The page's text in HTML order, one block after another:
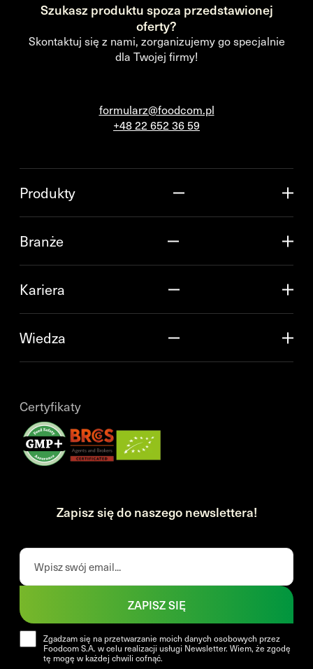
Szukasz produktu spoza przedstawionej
oferty?
Skontaktuj się z nami, zorganizujemy go specjalnie
dla Twojej firmy!
formularz@foodcom.pl
+48 22 652 36 59
Produkty
Branże
Kariera
Wiedza
Certyfikaty
Zapisz się do naszego newslettera!
Zgadzam się na przetwarzanie moich danych osobowych przez
Foodcom S.A. w celu realizacji usługi Newsletter. Wiem, że zgodę
tę mogę w każdej chwili cofnąć.
ZAPISZ SIĘ